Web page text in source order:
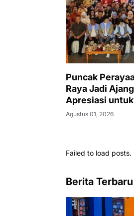
Puncak
Raya Jadi
Apresiasi
Agustus 01, 2026
Failed to load posts.
Berita Terbaru